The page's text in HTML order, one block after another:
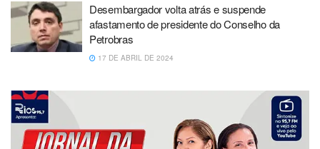
Desembargador volta atrás e suspende
afastamento de presidente do Conselho da
Petrobras
17 DE ABRIL DE 2024